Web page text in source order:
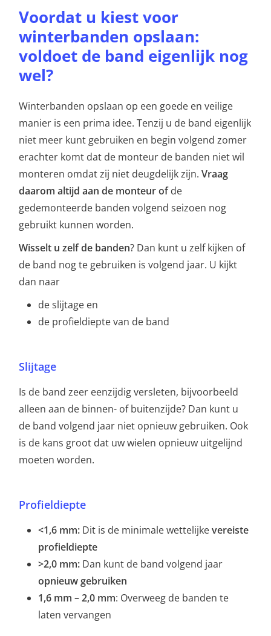
Voordat u kiest voor
winterbanden opslaan:
voldoet de band eigenlijk nog
wel?
Winterbanden opslaan op een goede en veilige
manier is een prima idee. Tenzij u de band eigenlijk
niet meer kunt gebruiken en begin volgend zomer
erachter komt dat de monteur de banden niet wil
monteren omdat zij niet deugdelijk zijn.Vraag
daarom altijd aan de monteur ofde
gedemonteerde banden volgend seizoen nog
gebruikt kunnen worden.
Wisselt u zelf de banden? Dan kunt u zelf kijken of
de band nog te gebruiken is volgend jaar. U kijkt
dan naar
de slijtage en
de profieldiepte van de band
Slijtage
Is de band zeer eenzijdig versleten, bijvoorbeeld
alleen aan de binnen- of buitenzijde? Dan kunt u
de band volgend jaar niet opnieuw gebruiken. Ook
is de kans groot dat uw wielen opnieuw uitgelijnd
moeten worden.
Profieldiepte
<1,6 mm: Dit is de minimale wettelijkevereiste
profieldiepte
>2,0 mm: Dan kunt de band volgend jaar
opnieuw gebruiken
1,6 mm – 2,0 mm: Overweeg de banden te
laten vervangen